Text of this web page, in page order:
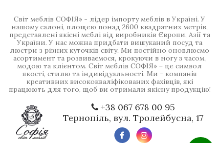
Світ меблів СОФІЯ» - лідер імпорту меблів в Україні. У
нашому салоні, площею понад 2600 квадратних метрів,
представлені якісні меблі від виробників Європи, Азії та
України. У нас можна придбати вишуканий посуд та
люстри з різних куточків світу. Ми постійно оновлюємо
асортимент та розвиваємося, крокуючи в ногу з часом,
модою та клієнтом. Світ меблів СОФІЯ» – це символ
якості, стилю та індивідуальності. Ми - компанія
креативних висококваліфікованих фахівців, які
працюють для того, щоб ви отримали якісну продукцію!
+38 067 678 00 95
Тернопіль, вул. Тролейбусна, 17